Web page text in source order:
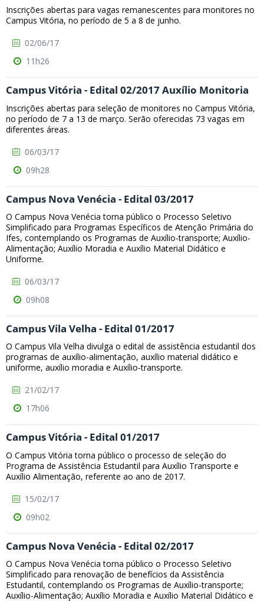
Inscrições abertas para vagas remanescentes para monitores no
Campus Vitória, no período de 5 a 8 de junho.
02/06/17
11h26
Campus Vitória - Edital 02/2017 Auxílio Monitoria
Inscrições abertas para seleção de monitores no Campus Vitória,
no período de 7 a 13 de março. Serão oferecidas 73 vagas em
diferentes áreas.
06/03/17
09h28
Campus Nova Venécia - Edital 03/2017
O Campus Nova Venécia torna público o Processo Seletivo
Simplificado para Programas Específicos de Atenção Primária do
Ifes, contemplando os Programas de Auxílio-transporte; Auxílio-
Alimentação; Auxílio Moradia e Auxílio Material Didático e
Uniforme.
06/03/17
09h08
Campus Vila Velha - Edital 01/2017
O Campus Vila Velha divulga o edital de assistência estudantil dos
programas de auxílio-alimentação, auxílio material didático e
uniforme, auxílio moradia e Auxílio-transporte.
21/02/17
17h06
Campus Vitória - Edital 01/2017
O Campus Vitória torna público o processo de seleção do
Programa de Assistência Estudantil para Auxílio Transporte e
Auxílio Alimentação, referente ao ano de 2017.
15/02/17
09h02
Campus Nova Venécia - Edital 02/2017
O Campus Nova Venécia torna público o Processo Seletivo
Simplificado para renovação de benefícios da Assistência
Estudantil, contemplando os Programas de Auxílio-transporte;
Auxílio-Alimentação; Auxílio Moradia e Auxílio Material Didático e